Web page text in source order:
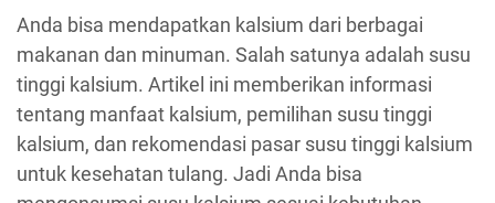
Anda bisa mendapatkan kalsium dari berbagai
makanan dan minuman. Salah satunya adalah susu
tinggi kalsium. Artikel ini memberikan informasi
tentang manfaat kalsium, pemilihan susu tinggi
kalsium, dan rekomendasi pasar susu tinggi kalsium
untuk kesehatan tulang. Jadi Anda bisa